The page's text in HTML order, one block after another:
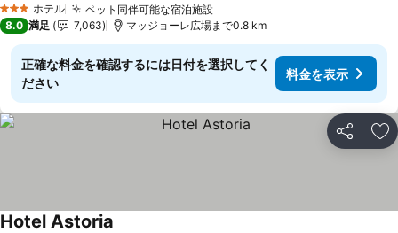
3 ホテルのランク
ホテル ペット同伴可能な宿泊施設料金を表示
8.0 満足 7,063 マッジョーレ広場まで0.8 km
正確な料金を確認するには日付を選択してく
ださい
料金を表示
シェア お
Hotel Astoria